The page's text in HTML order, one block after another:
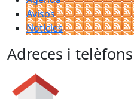
Avisos
Notícies
Adreces i telèfons